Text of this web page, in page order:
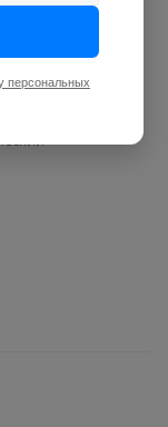
персональных